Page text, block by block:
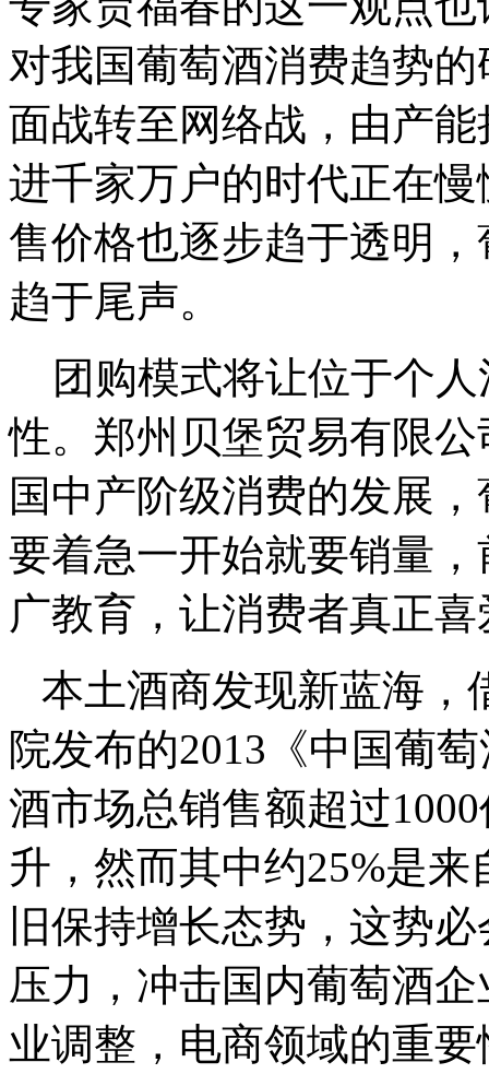
对我国葡萄酒消费趋势
面战转至网络战，由产
进千家万户的时代正在
售价格也逐步趋于透明
趋于尾声。
团购模式将让位于个人
性。郑州贝堡贸易有限
国中产阶级消费的发展
要着急一开始就要销量
广教育，让消费者真正
本土酒商发现新蓝海，
院发布的2013《中国葡
酒市场总销售额超过
升，然而其中约25%是
旧保持增长态势，这势
压力，冲击国内葡萄酒
业调整，电商领域的重